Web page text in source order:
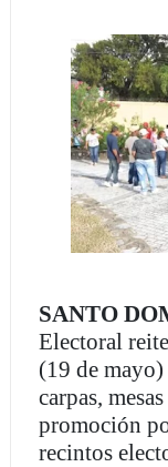
SANTO
Electoral
(19 de
carpas,
promoción
recintos